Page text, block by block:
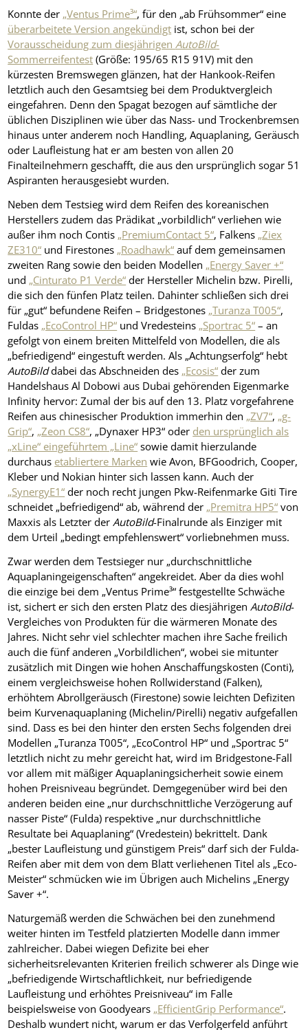
Konnte der „Ventus Prime³“, für den „ab Frühsommer“ eine
überarbeitete Version angekündigt ist, schon bei der
Vorausscheidung zum diesjährigenAutoBild-
Sommerreifentest (Größe: 195/65 R15 91V) mit den
kürzesten Bremswegen glänzen, hat der Hankook-Reifen
letztlich auch den Gesamtsieg bei dem Produktvergleich
eingefahren. Denn den Spagat bezogen auf sämtliche der
üblichen Disziplinen wie über das Nass- und Trockenbremsen
hinaus unter anderem noch Handling, Aquaplaning, Geräusch
oder Laufleistung hat er am besten von allen 20
Finalteilnehmern geschafft, die aus den ursprünglich sogar 51
Aspiranten herausgesiebt wurden.
Neben dem Testsieg wird dem Reifen des koreanischen
Herstellers zudem das Prädikat „vorbildlich“ verliehen wie
außer ihm noch Contis „PremiumContact 5“, Falkens „Ziex
ZE310“ und Firestones „Roadhawk“ auf dem gemeinsamen
zweiten Rang sowie den beiden Modellen „Energy Saver +“
und „Cinturato P1 Verde“ der Hersteller Michelin bzw. Pirelli,
die sich den fünfen Platz teilen. Dahinter schließen sich drei
für „gut“ befundene Reifen – Bridgestones „Turanza T005“,
Fuldas „EcoControl HP“ und Vredesteins „Sportrac 5“ – an
gefolgt von einem breiten Mittelfeld von Modellen, die als
„befriedigend“ eingestuft werden. Als „Achtungserfolg“ hebt
AutoBilddabei das Abschneiden des „Ecosis“ der zum
Handelshaus Al Dobowi aus Dubai gehörenden Eigenmarke
Infinity hervor: Zumal der bis auf den 13. Platz vorgefahrene
Reifen aus chinesischer Produktion immerhin den „ZV7“, „g-
Grip“, „Zeon CS8“, „Dynaxer HP3“ oder den ursprünglich als
„xLine“ eingeführtem „Line“ sowie damit hierzulande
durchaus etabliertere Marken wie Avon, BFGoodrich, Cooper,
Kleber und Nokian hinter sich lassen kann. Auch der
„SynergyE1“ der noch recht jungen Pkw-Reifenmarke Giti Tire
schneidet „befriedigend“ ab, während der „Premitra HP5“ von
Maxxis als Letzter derAutoBild-Finalrunde als Einziger mit
dem Urteil „bedingt empfehlenswert“ vorliebnehmen muss.
Zwar werden dem Testsieger nur „durchschnittliche
Aquaplaningeigenschaften“ angekreidet. Aber da dies wohl
die einzige bei dem „Ventus Prime³“ festgestellte Schwäche
ist, sichert er sich den ersten Platz des diesjährigenAutoBild-
Vergleiches von Produkten für die wärmeren Monate des
Jahres. Nicht sehr viel schlechter machen ihre Sache freilich
auch die fünf anderen „Vorbildlichen“, wobei sie mitunter
zusätzlich mit Dingen wie hohen Anschaffungskosten (Conti),
einem vergleichsweise hohen Rollwiderstand (Falken),
erhöhtem Abrollgeräusch (Firestone) sowie leichten Defiziten
beim Kurvenaquaplaning (Michelin/Pirelli) negativ aufgefallen
sind. Dass es bei den hinter den ersten Sechs folgenden drei
Modellen „Turanza T005“, „EcoControl HP“ und „Sportrac 5“
letztlich nicht zu mehr gereicht hat, wird im Bridgestone-Fall
vor allem mit mäßiger Aquaplaningsicherheit sowie einem
hohen Preisniveau begründet. Demgegenüber wird bei den
anderen beiden eine „nur durchschnittliche Verzögerung auf
nasser Piste“ (Fulda) respektive „nur durchschnittliche
Resultate bei Aquaplaning“ (Vredestein) bekrittelt. Dank
„bester Laufleistung und günstigem Preis“ darf sich der Fulda-
Reifen aber mit dem von dem Blatt verliehenen Titel als „Eco-
Meister“ schmücken wie im Übrigen auch Michelins „Energy
Saver +“.
Naturgemäß werden die Schwächen bei den zunehmend
weiter hinten im Testfeld platzierten Modelle dann immer
zahlreicher. Dabei wiegen Defizite bei eher
sicherheitsrelevanten Kriterien freilich schwerer als Dinge wie
„befriedigende Wirtschaftlichkeit, nur befriedigende
Laufleistung und erhöhtes Preisniveau“ im Falle
beispielsweise von Goodyears „EfficientGrip Performance“.
Deshalb wundert nicht, warum er das Verfolgerfeld anführt